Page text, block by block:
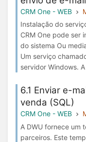
CRM One - WEB
Instalação do
CRM One pode ser
do sistema Ou
Um serviço
servidor Windows.
6.1 Enviar e-
venda (SQL)
CRM One - WEB
A DWU fornece um
parceiros. Este